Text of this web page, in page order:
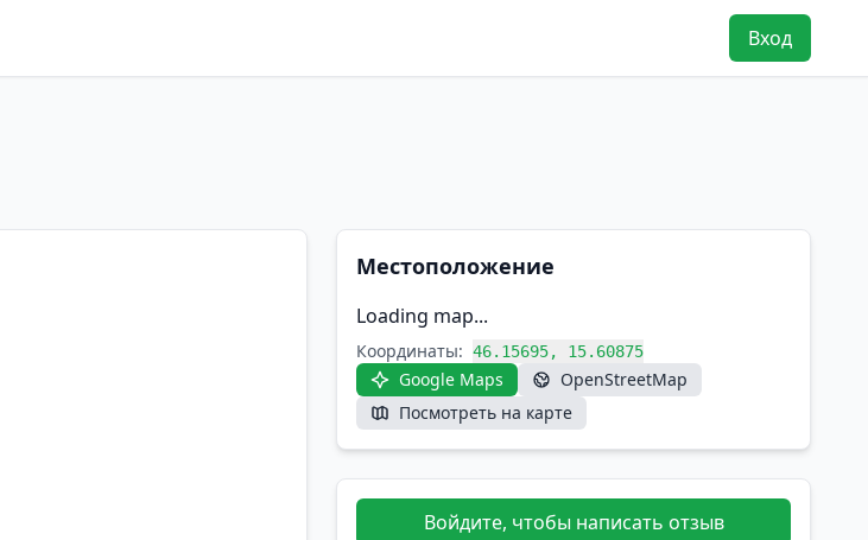
Вход
Местоположение
Loading map...
Координаты: 46.15695, 15.60875
Google Maps
OpenStreetMap
Посмотреть на карте
Войдите, чтобы написать отзыв